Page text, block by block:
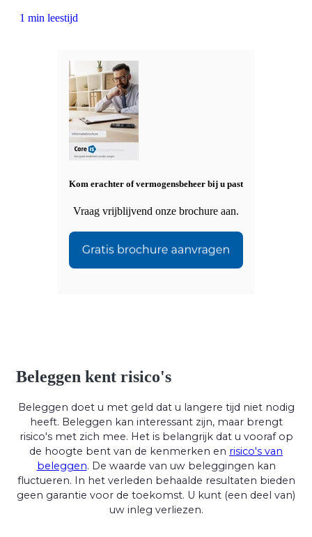
1 min leestijd
Kom erachter of vermogensbeheer bij u past
Vraag vrijblijvend onze brochure aan.
Beleggen kent risico's
Beleggen doet u met geld dat u langere tijd niet nodig
heeft. Beleggen kan interessant zijn, maar brengt
risico's met zich mee. Het is belangrijk dat u vooraf op
de hoogte bent van de kenmerken en risico's van
beleggen. De waarde van uw beleggingen kan
fluctueren. In het verleden behaalde resultaten bieden
geen garantie voor de toekomst. U kunt (een deel van)
uw inleg verliezen.